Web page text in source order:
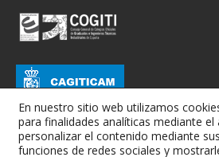
En nuestro sitio web utilizamos
para finalidades analíticas mediante
personalizar el contenido mediante
funciones de redes sociales y